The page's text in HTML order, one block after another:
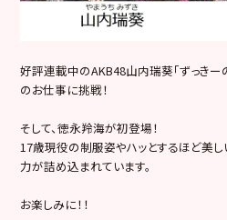
好評連載中のAKB48山内瑞葵「ずっきー
のお仕事に挑戦！
そして、徳永羚海が初登場！
17歳現役の制服姿やハッとするほど美し
力が詰め込まれています。
お楽しみに！！